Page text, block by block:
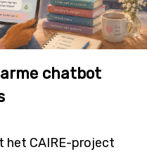
ook daadwerkelijk
ontwikkeling en
overlopen we alle
je vragen te stellen.
online
chatbot
het CAIRE-project